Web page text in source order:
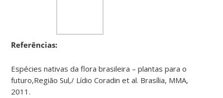
Referências:
Espécies nativas da flora brasileira – plantas para o
futuro,Região Sul,/ Lídio Coradin et al. Brasília, MMA,
2011.